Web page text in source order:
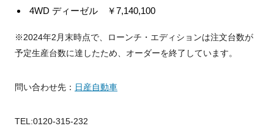
4WD ディーゼル ￥7,140,100
※2024年2 月末時点で、ローンチ・エディションは注文台数が
予定生産台数に達したため、オーダーを終了しています。
問い合わせ先： 日産自動車
TEL:0120-315-232